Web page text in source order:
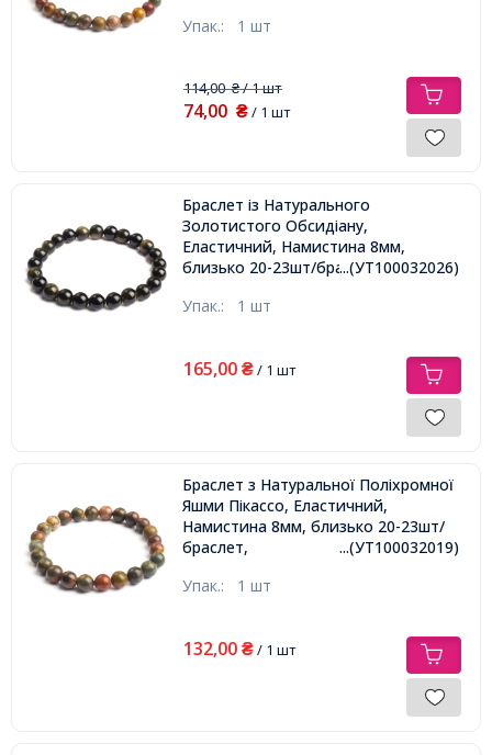
Упак.: 1 шт
114,00₴/ 1 шт
74,00 ₴/ 1 шт
Браслет із Натурального
Золотистого Обсидіану,
Еластичний, Намистина 8мм,
близько 20-23шт/браслет,...(УТ100032026)
Упак.: 1 шт
165,00 ₴/ 1 шт
Браслет з Натуральної Поліхромної
Яшми Пікассо, Еластичний,
Намистина 8мм, близько 20-23шт/
браслет,
...(УТ100032019)
Упак.: 1 шт
132,00 ₴/ 1 шт